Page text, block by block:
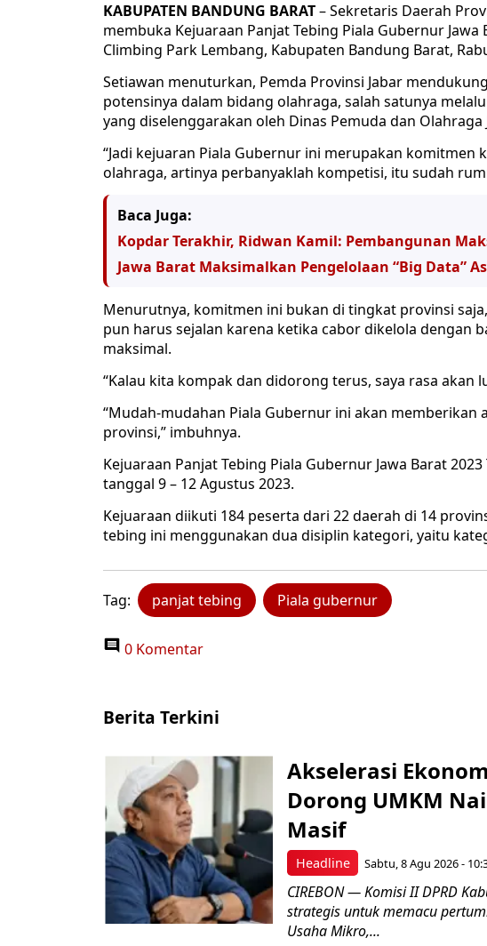
KABUPATEN BANDUNG BARAT– Sekretaris Daerah
membuka Kejuaraan Panjat Tebing Piala Gubernur
Climbing Park Lembang, Kabupaten Bandung Barat,
Setiawan menuturkan, Pemda Provinsi Jabar
potensinya dalam bidang olahraga, salah satunya
yang diselenggarakan oleh Dinas Pemuda dan Olahraga
“Jadi kejuaran Piala Gubernur ini merupakan komitmen
olahraga, artinya perbanyaklah kompetisi, itu sudah
Baca Juga:
Kopdar Terakhir, Ridwan Kamil: Pembangunan
Jawa Barat Maksimalkan Pengelolaan “Big Data”
Menurutnya, komitmen ini bukan di tingkat provinsi
pun harus sejalan karena ketika cabor dikelola dengan
maksimal.
“Kalau kita kompak dan didorong terus, saya rasa akan
“Mudah-mudahan Piala Gubernur ini akan
provinsi,” imbuhnya.
Kejuaraan Panjat Tebing Piala Gubernur Jawa Barat
tanggal 9 – 12 Agustus 2023.
Kejuaraan diikuti 184 peserta dari 22 daerah di 14
tebing ini menggunakan dua disiplin kategori, yaitu
Tag: panjat tebing Piala gubernur
0 Komentar
Berita Terkini
Headline
Akselerasi
Dorong UMKM
Masif
Sabtu, 8 Agu 2026 -
CIREBON — Komisi II DPRD
strategis untuk memacu
Usaha Mikro,...